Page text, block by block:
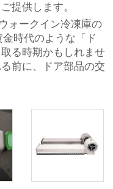
提供します。
ォークイン冷凍庫の
時代のような「ド
る時期かもしれませ
前に、ドア部品の交